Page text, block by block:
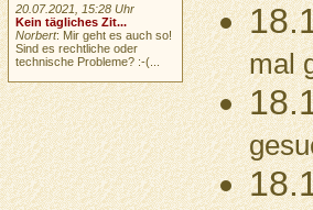
mal
20.07.2021, 15:28 Uhr
Kein tägliches Zit...
Norbert: Mir geht es auch so!
Sind es rechtliche oder
technische Probleme? :-(...